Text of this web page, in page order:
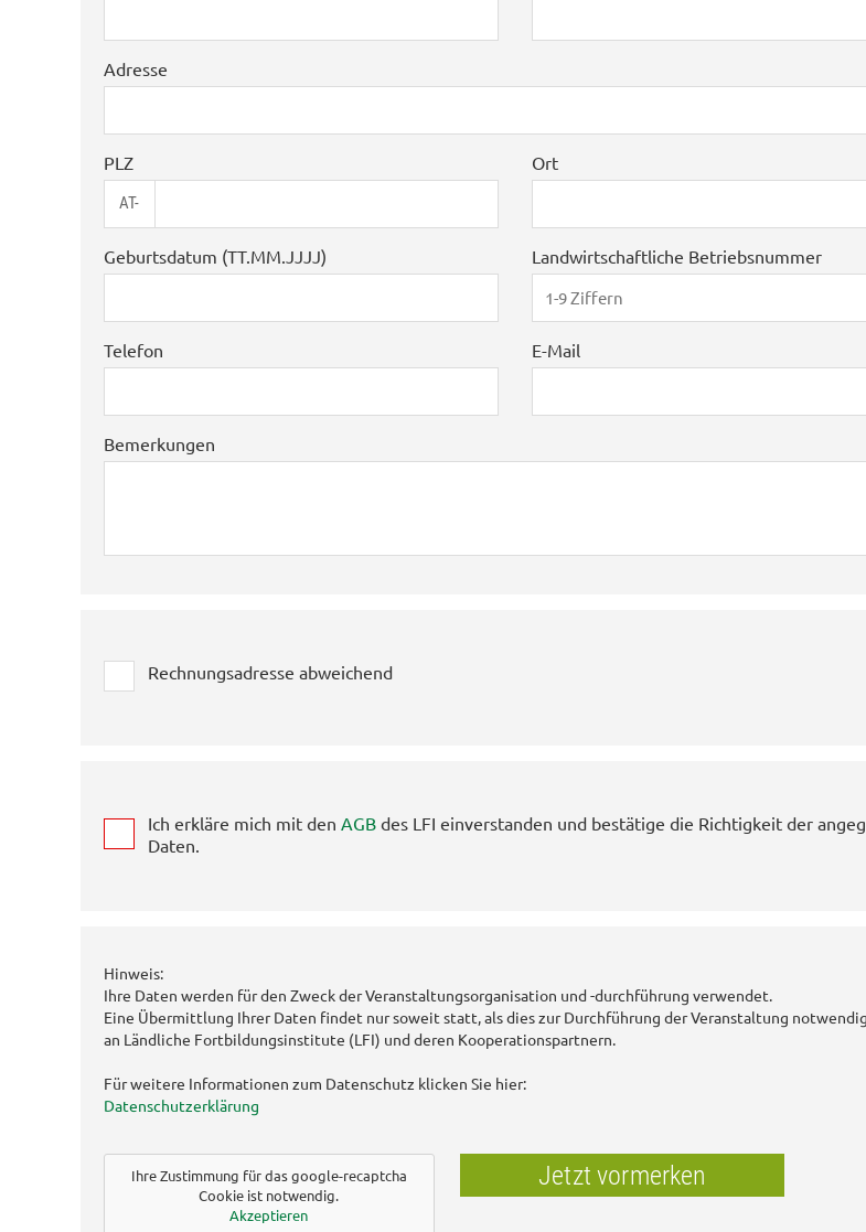
Adresse
PLZ
AT-
Ort
Geburtsdatum (TT.MM.JJJJ) Landwirtschaftliche Betriebsnummer
Telefon E-Mail
Bemerkungen
Rechnungsadresse abweichend
Ich erkläre mich mit den AGBdes LFI einverstanden und bestätige die Richtigkeit der
Daten.
Hinweis:
Ihre Daten werden für den Zweck der Veranstaltungsorganisation und -durchführung verwendet.
Eine Übermittlung Ihrer Daten findet nur soweit statt, als dies zur Durchführung der Veranstaltung
an Ländliche Fortbildungsinstitute (LFI) und deren Kooperationspartnern.
Für weitere Informationen zum Datenschutz klicken Sie hier:
Datenschutzerklärung
Ihre Zustimmung für das google-recaptcha
Cookie ist notwendig.
Akzeptieren
Jetzt vormerken